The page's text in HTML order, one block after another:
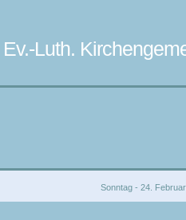
Ev.-Luth.
Sonntag - 24.